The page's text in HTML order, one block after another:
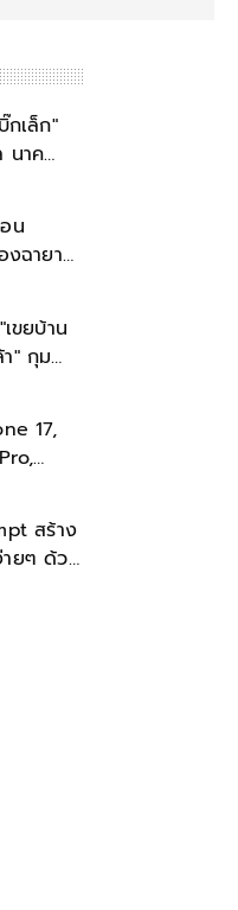
กเล็ก"
นาค
ขาฯ
น
งฉายา
หลังมี
ขยบ้าน
" กุม
ระกูล
17,
สเปค
ร้าง
ด้วย
ใน